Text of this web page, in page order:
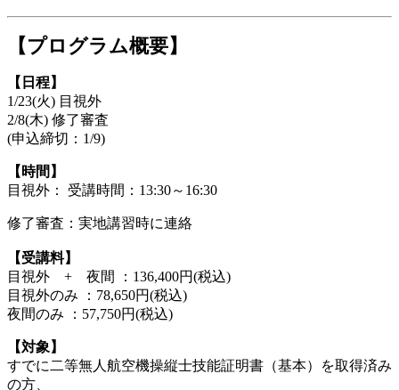
【プログラム概要】
【日程】
1/23(火) 目視外
2/8(木) 修了審査
(申込締切：1/9)
【時間】
目視外： 受講時間：13:30～16:30
修了審査：実地講習時に連絡
【受講料】
目視外 + 夜間 ：136,400円(税込)
目視外のみ ：78,650円(税込)
夜間のみ ：57,750円(税込)
【対象】
すでに二等無人航空機操縦士技能証明書（基本）を取得済み
の方、